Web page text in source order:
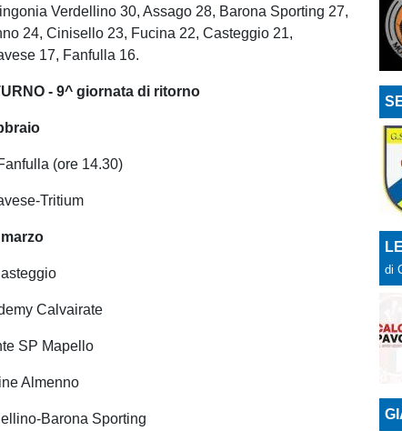
Verdellino 30, Assago 28, Barona Sporting 27,
24, Cinisello 23, Fucina 22, Casteggio 21,
17, Fanfulla 16.
- 9^ giornata di ritorno
(ore 14.30)
Tritium
Calvairate
SP Mapello
Almenno
Barona Sporting
di